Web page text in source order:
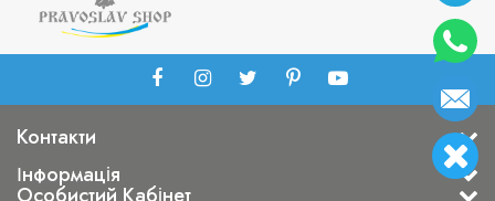
Контакти
Інформація